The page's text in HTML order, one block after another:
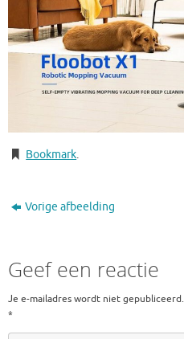
Bookmark.
Vorige afbeelding
Geef een reactie
Je e-mailadres wordt niet gepubliceerd.
*